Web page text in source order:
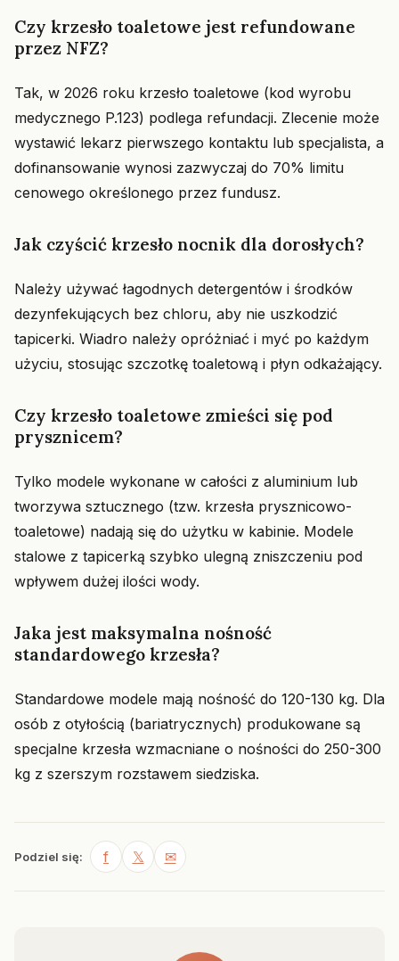
Czy krzesło toaletowe jest refundowane
przez NFZ?
Tak, w 2026 roku krzesło toaletowe (kod wyrobu
medycznego P.123) podlega refundacji. Zlecenie może
wystawić lekarz pierwszego kontaktu lub specjalista, a
dofinansowanie wynosi zazwyczaj do 70% limitu
cenowego określonego przez fundusz.
Jak czyścić krzesło nocnik dla dorosłych?
Należy używać łagodnych detergentów i środków
dezynfekujących bez chloru, aby nie uszkodzić
tapicerki. Wiadro należy opróżniać i myć po każdym
użyciu, stosując szczotkę toaletową i płyn odkażający.
Czy krzesło toaletowe zmieści się pod
prysznicem?
Tylko modele wykonane w całości z aluminium lub
tworzywa sztucznego (tzw. krzesła prysznicowo-
toaletowe) nadają się do użytku w kabinie. Modele
stalowe z tapicerką szybko ulegną zniszczeniu pod
wpływem dużej ilości wody.
Jaka jest maksymalna nośność
standardowego krzesła?
Standardowe modele mają nośność do 120-130 kg. Dla
osób z otyłością (bariatrycznych) produkowane są
specjalne krzesła wzmacniane o nośności do 250-300
kg z szerszym rozstawem siedziska.
Podziel się: f 𝕏 ✉